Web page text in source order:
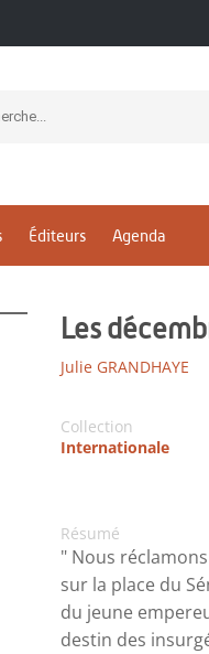
Éditeurs Agenda
Les
Julie GRANDHAYE
Collection
Internationale
Résumé
" Nous
sur la place du
du jeune
destin des